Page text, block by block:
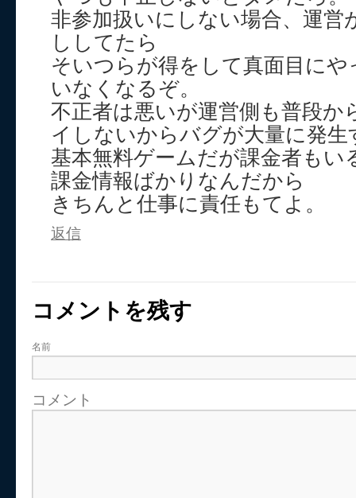
非参加扱いにしない場合、運営
ししてたら
そいつらが得をして真面目に
いなくなるぞ。
不正者は悪いが運営側も普段か
イしないからバグが大量に発生
基本無料ゲームだが課金者もい
課金情報ばかりなんだから
きちんと仕事に責任もてよ。
返信
コメントを残す
名前
コメント